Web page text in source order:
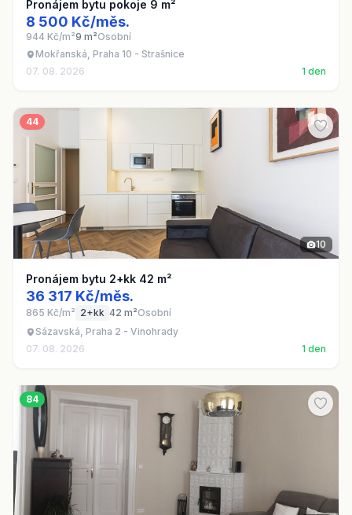
Pronájem bytu pokoje 9 m²
8 500 Kč/měs.
944 Kč/m²9 m²Osobní
Mokřanská, Praha 10 - Strašnice
07. 08. 2026
1 den
44
10
Pronájem bytu 2+kk 42 m²
36 317 Kč/měs.
865 Kč/m² 2+kk 42 m²Osobní
Sázavská, Praha 2 - Vinohrady
07. 08. 2026
1 den
84